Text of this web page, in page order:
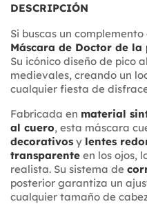
DESCRIPCIÓN
Si buscas un
Máscara de Doctor de la
Su icónico diseño de pico
medievales, creando un
cualquier fiesta de
Fabricada en material
al cuero, esta máscara
decorativos y lentes
transparente en los ojos,
realista. Su sistema de
posterior garantiza un
cualquier tamaño de